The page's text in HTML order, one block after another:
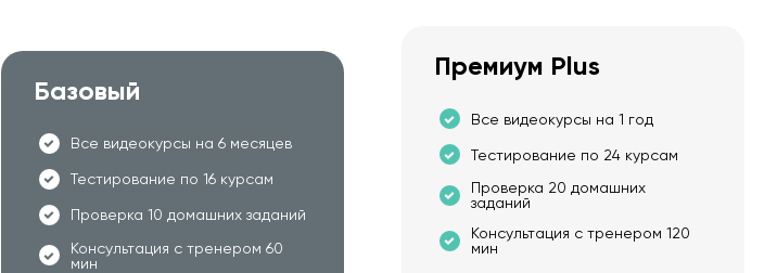
Базовый
Все видеокурсы на 6 месяцев
Тестирование по 16 курсам
Проверка 10 домашних заданий
Консультация с тренером 60
мин
Премиум Plus
Все видеокурсы на 1 год
Тестирование по 24 курсам
Проверка 20 домашних
заданий
Консультация с тренером 120
мин